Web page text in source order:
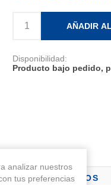
AÑADIR
Disponibilidad:
Producto bajo pedido,
CONTÁCTANOS
analizar nuestros
tus preferencias